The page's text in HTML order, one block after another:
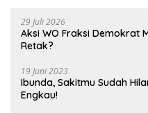
29 Juli 2026
Aksi WO Fraksi Demokrat
Retak?
19 Juni 2023
Ibunda, Sakitmu Sudah
Engkau!